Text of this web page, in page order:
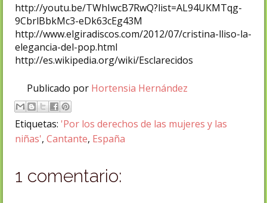
http://youtu.be/TWhIwcB7RwQ?list=AL94UKMTqg-
9CbrlBbkMc3-eDk63cEg43M
http://www.elgiradiscos.com/2012/07/cristina-lliso-la-
elegancia-del-pop.html
http://es.wikipedia.org/wiki/Esclarecidos
Publicado por Hortensia Hernández
Etiquetas: 'Por los derechos de las mujeres y las
niñas', Cantante, España
1 comentario: